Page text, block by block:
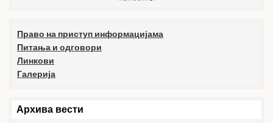
Право на приступ информацијама
Питања и одговори
Линкови
Галерија
Архива вести